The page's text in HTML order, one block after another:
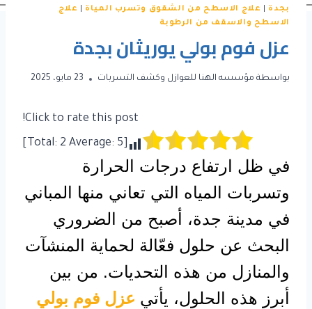
بجدة
علاج الاسطح من الشقوق وتسرب المياة
علاج
الاسطح والاسقف من الرطوبة
عزل فوم بولي يوريثان بجدة
بواسطة مؤسسه الهنا للعوازل وكشف التسربات 23 مايو، 2025
Click to rate this post!
2 Average: 5
في ظل ارتفاع درجات الحرارة
وتسربات المياه التي تعاني منها المباني
في مدينة جدة، أصبح من الضروري
البحث عن حلول فعّالة لحماية المنشآت
والمنازل من هذه التحديات. من بين
أبرز هذه الحلول، يأتي عزل فوم بولي